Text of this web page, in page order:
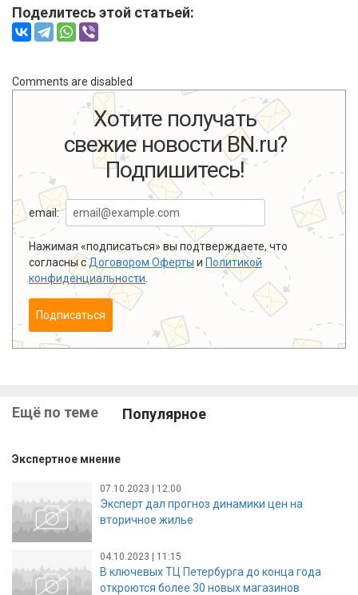
Поделитесь этой статьей:
Comments are disabled
Хотите получать
свежие новости BN.ru?
Подпишитесь!
email:
Нажимая «подписаться» вы подтверждаете, что
согласны сДоговором Оферты и Политикой
конфиденциальности
Подписаться
Ещё по теме Популярное
Экспертное мнение
07.10.2023 | 12:00
Эксперт дал прогноз динамики цен на
вторичное жилье
04.10.2023 | 11:15
В ключевых ТЦ Петербурга до конца года
откроются более 30 новых магазинов